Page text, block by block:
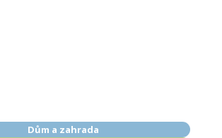
Dům a zahrada